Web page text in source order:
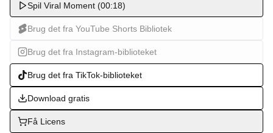
Spil Viral Moment (00:18)
Brug det fra YouTube Shorts Bibliotek
Brug det fra Instagram-biblioteket
Brug det fra TikTok-biblioteket
Download gratis
Få Licens